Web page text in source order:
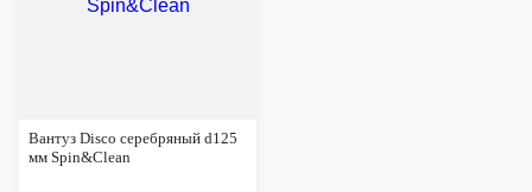
Ярославль
Вантуз Disco серебряный d125
мм Spin&Clean